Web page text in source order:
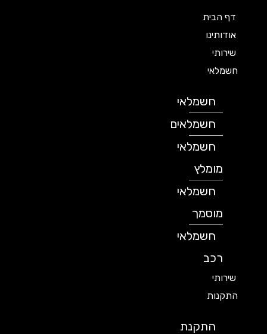
דף הבית
אודותינו
שירותי
חשמלאי
חשמלאי
חשמלאים
חשמלאי
מומלץ
חשמלאי
מוסמך
חשמלאי
שירותי
התקנות
התקנת